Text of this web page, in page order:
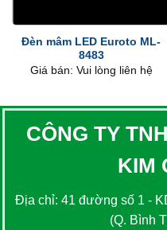
Đèn mâm LED Euroto ML-
8483
Giá bán: Vui lòng liên hệ
CÔNG TY
KIM
Địa chỉ: 41 đường số 1 -
(Q. Bình